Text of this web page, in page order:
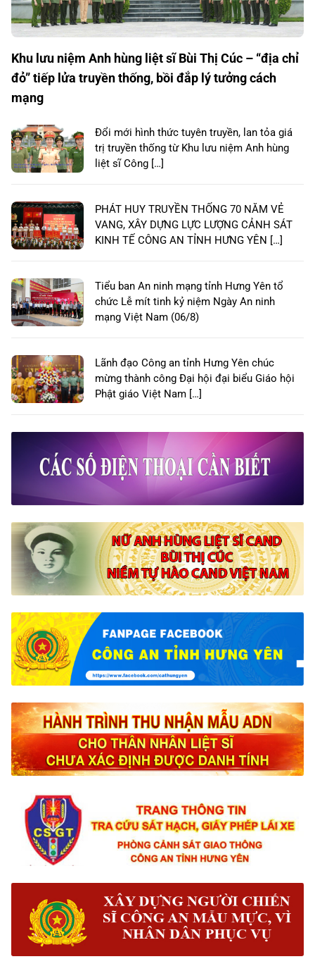
Khu lưu niệm Anh hùng liệt sĩ Bùi Thị Cúc – “địa chỉ
đỏ” tiếp lửa truyền thống, bồi đắp lý tưởng cách
mạng
Đổi mới hình thức tuyên truyền, lan tỏa giá
trị truyền thống từ Khu lưu niệm Anh hùng
liệt sĩ Công […]
PHÁT HUY TRUYỀN THỐNG 70 NĂM VẺ
VANG, XÂY DỰNG LỰC LƯỢNG CẢNH SÁT
KINH TẾ CÔNG AN TỈNH HƯNG YÊN […]
Tiểu ban An ninh mạng tỉnh Hưng Yên tổ
chức Lễ mít tinh kỷ niệm Ngày An ninh
mạng Việt Nam (06/8)
Lãnh đạo Công an tỉnh Hưng Yên chúc
mừng thành công Đại hội đại biểu Giáo hội
Phật giáo Việt Nam […]